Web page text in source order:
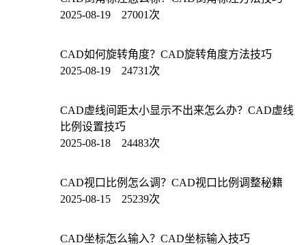
2025-08-19 27001次
CAD如何旋转角度？CAD旋转角度方法技巧
2025-08-19 24731次
CAD虚线间距太小显示不出来怎么办？CAD虚线
比例设置技巧
2025-08-18 24483次
CAD视口比例怎么调？CAD视口比例调整秘籍
2025-08-15 25239次
CAD坐标怎么输入？CAD坐标输入技巧